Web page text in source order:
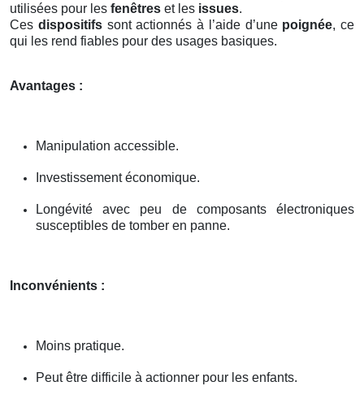
utilisées pour les fenêtres et les issues.
Ces dispositifssont actionnés à l’aide d’une poignée, ce
qui les rend fiables pour des usages basiques.
Avantages :
Manipulation accessible.
Investissement économique.
Longévité avec peu de composants électroniques
susceptibles de tomber en panne.
Inconvénients :
Moins pratique.
Peut être difficile à actionner pour les enfants.